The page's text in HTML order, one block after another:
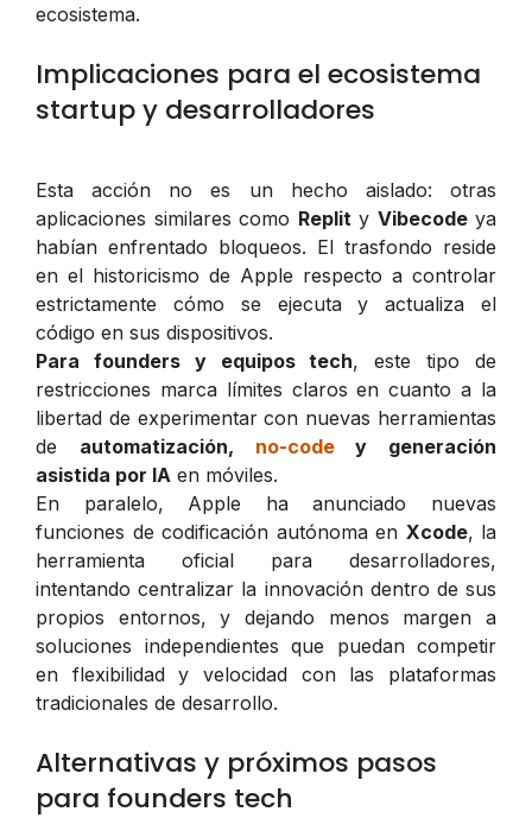
ecosistema.
Implicaciones para el ecosistema
startup y desarrolladores
Esta acción no es un hecho aislado: otras
aplicaciones similares como Replit y Vibecodeya
habían enfrentado bloqueos. El trasfondo reside
en el historicismo de Apple respecto a controlar
estrictamente cómo se ejecuta y actualiza el
código en sus dispositivos.
Para founders y equipos tech, este tipo de
restricciones marca límites claros en cuanto a la
libertad de experimentar con nuevas herramientas
de automatización, no-codey generación
asistida por IA en móviles.
En paralelo, Apple ha anunciado nuevas
funciones de codificación autónoma en Xcode, la
herramienta oficial para desarrolladores,
intentando centralizar la innovación dentro de sus
propios entornos, y dejando menos margen a
soluciones independientes que puedan competir
en flexibilidad y velocidad con las plataformas
tradicionales de desarrollo.
Alternativas y próximos pasos
para founders tech